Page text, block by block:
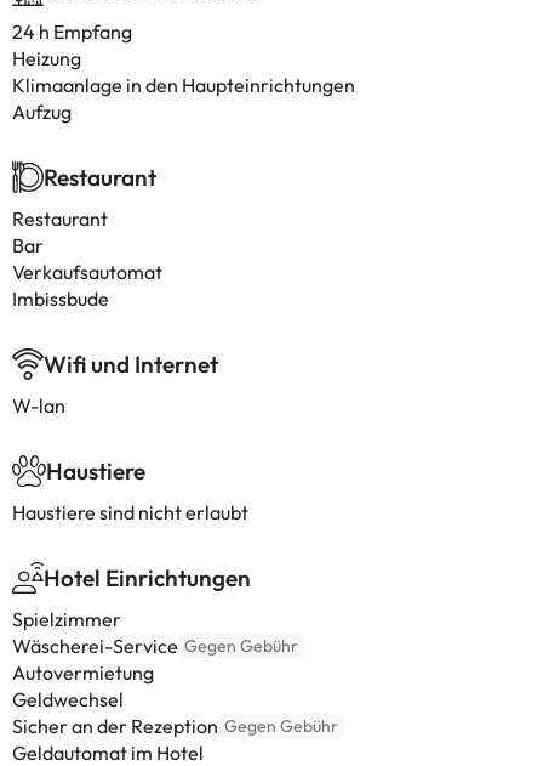
24 h Empfang
Heizung
Klimaanlage in den Haupteinrichtungen
Aufzug
Restaurant
Restaurant
Bar
Verkaufsautomat
Imbissbude
Wifi und Internet
W-lan
Haustiere
Haustiere sind nicht erlaubt
Hotel Einrichtungen
Spielzimmer
Wäscherei-Service Gegen Gebühr
Autovermietung
Geldwechsel
Sicher an der Rezeption Gegen Gebühr
Geldautomat im Hotel